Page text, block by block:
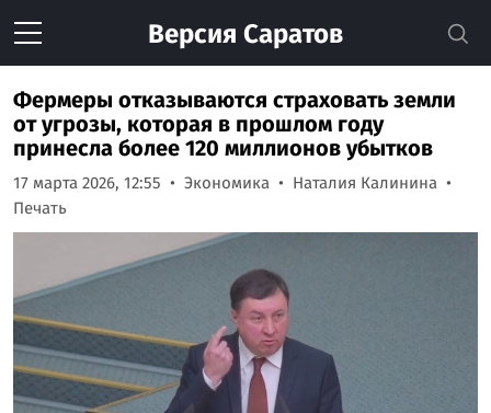
Версия Саратов
Фермеры отказываются страховать земли
от угрозы, которая в прошлом году
принесла более 120 миллионов убытков
17 марта 2026, 12:55 Экономика
Наталия Калинина
Печать